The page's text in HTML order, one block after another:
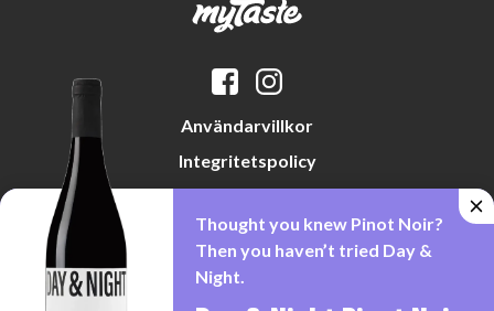
Användarvillkor
Integritetspolicy
Cookiepolicy
Thought you knew Pinot Noir?
Then you haven’t tried Day &
Night.